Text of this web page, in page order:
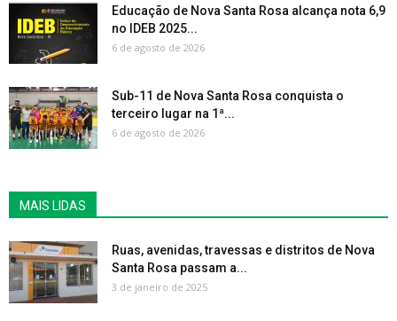
Educação de Nova Santa Rosa alcança nota 6,9
no IDEB 2025...
6 de agosto de 2026
Sub-11 de Nova Santa Rosa conquista o
terceiro lugar na 1ª...
6 de agosto de 2026
MAIS LIDAS
Ruas, avenidas, travessas e distritos de Nova
Santa Rosa passam a...
3 de janeiro de 2025